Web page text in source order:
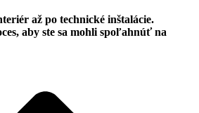
až po technické inštalácie.
aby ste sa mohli spoľahnúť na